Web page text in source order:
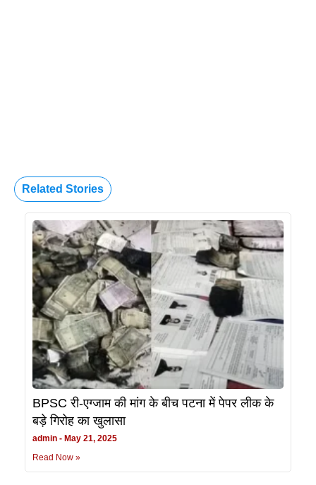
Related Stories
BPSC री-एग्जाम की मांग के बीच पटना में पेपर लीक के
बड़े गिरोह का खुलासा
admin
May 21, 2025
Read Now »